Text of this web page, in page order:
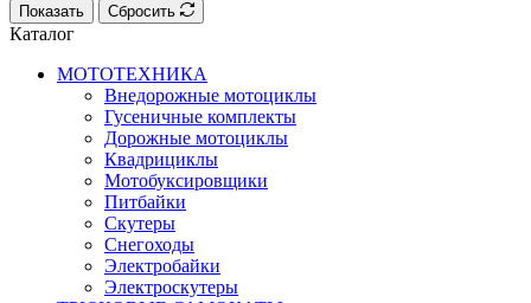
Показать Сбросить
Каталог
МОТОТЕХНИКА
Внедорожные мотоциклы
Гусеничные комплекты
Дорожные мотоциклы
Квадрициклы
Мотобуксировщики
Питбайки
Скутеры
Снегоходы
Электробайки
Электроскутеры